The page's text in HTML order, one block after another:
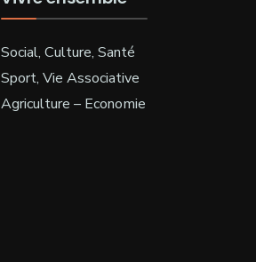
Social, Culture, Santé
Sport, Vie Associative
Agriculture – Economie